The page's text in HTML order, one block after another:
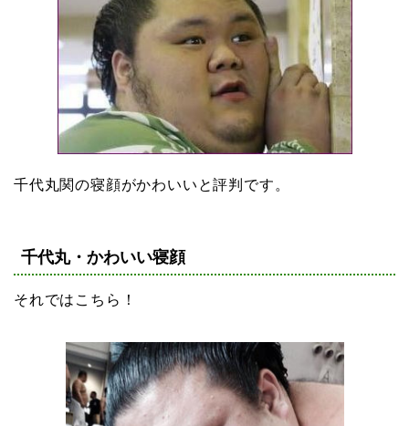
千代丸関の寝顔がかわいいと評判です。
千代丸・かわいい寝顔
それではこちら！